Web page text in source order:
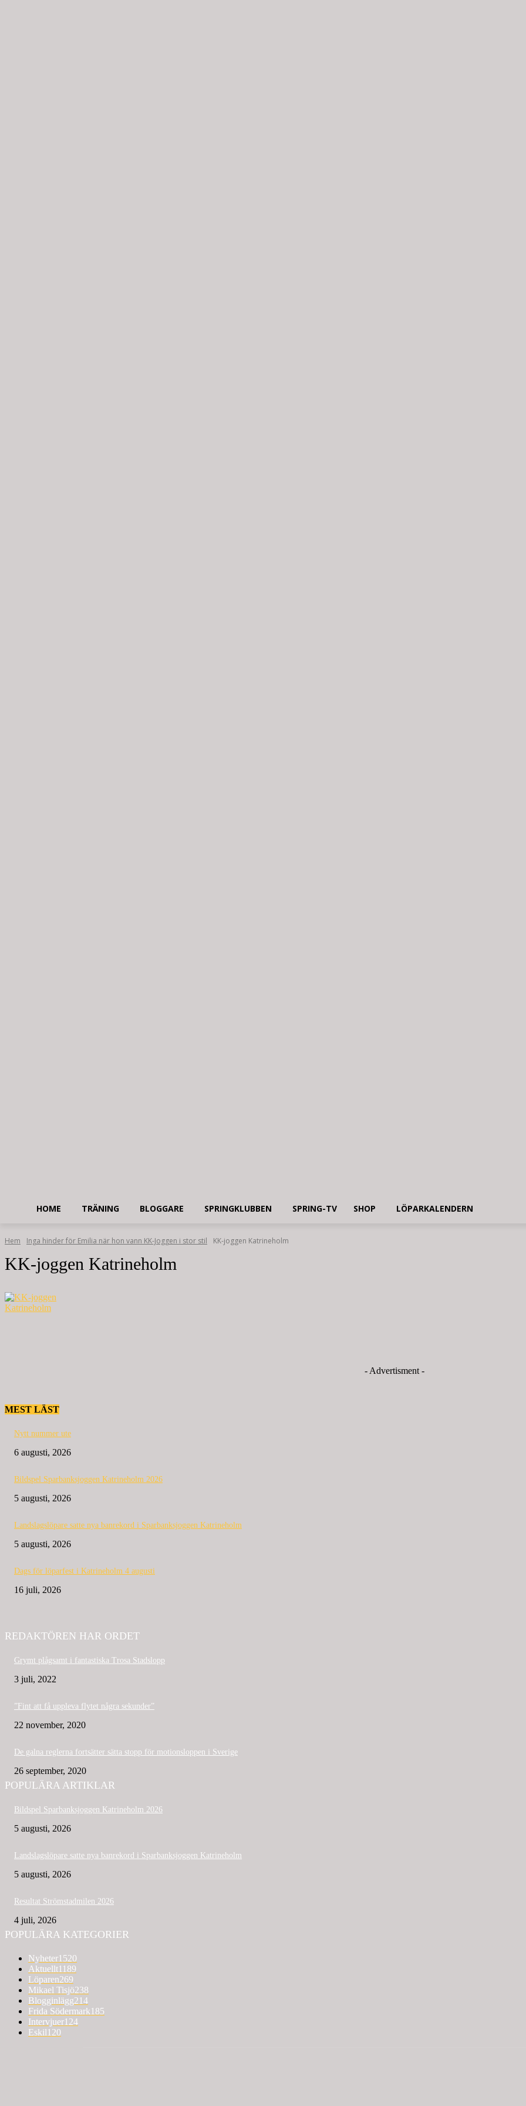
HOME TRÄNING BLOGGARE SPRINGKLUBBEN SPRING-TV SHOP LÖPARKALENDERN
Hem Inga hinder för Emilia när hon vann KK-Joggen i stor stil KK-joggen Katrineholm
KK-joggen Katrineholm
- Advertisment -
MEST LÄST
Nytt nummer ute
6 augusti, 2026
Bildspel Sparbanksjoggen Katrineholm 2026
5 augusti, 2026
Landslagslöpare satte nya banrekord i Sparbanksjoggen Katrineholm
5 augusti, 2026
Dags för löparfest i Katrineholm 4 augusti
16 juli, 2026
REDAKTÖREN HAR ORDET
Grymt plågsamt i fantastiska Trosa Stadslopp
3 juli, 2022
”Fint att få uppleva flytet några sekunder”
22 november, 2020
De galna reglerna fortsätter sätta stopp för motionsloppen i Sverige
26 september, 2020
POPULÄRA ARTIKLAR
Bildspel Sparbanksjoggen Katrineholm 2026
5 augusti, 2026
Landslagslöpare satte nya banrekord i Sparbanksjoggen Katrineholm
5 augusti, 2026
Resultat Strömstadmilen 2026
4 juli, 2026
POPULÄRA KATEGORIER
Nyheter1520
Aktuellt1189
Löparen269
Mikael Tisjö238
Blogginlägg214
Frida Södermark185
Intervjuer124
Eskil120